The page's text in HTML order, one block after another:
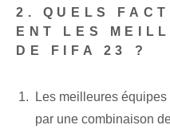
2. QUELS
ENT LES
DE FIFA 23 ?
Les meilleures
par une combinaison